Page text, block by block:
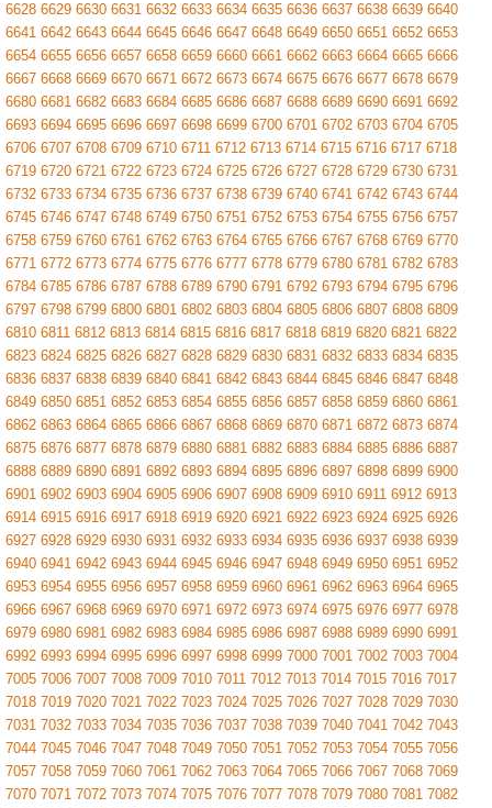
6628 6629 6630 6631 6632 6633 6634 6635 6636 6637 6638 6639 6640
6641 6642 6643 6644 6645 6646 6647 6648 6649 6650 6651 6652 6653
6654 6655 6656 6657 6658 6659 6660 6661 6662 6663 6664 6665 6666
6667 6668 6669 6670 6671 6672 6673 6674 6675 6676 6677 6678 6679
6680 6681 6682 6683 6684 6685 6686 6687 6688 6689 6690 6691 6692
6693 6694 6695 6696 6697 6698 6699 6700 6701 6702 6703 6704 6705
6706 6707 6708 6709 6710 6711 6712 6713 6714 6715 6716 6717 6718
6719 6720 6721 6722 6723 6724 6725 6726 6727 6728 6729 6730 6731
6732 6733 6734 6735 6736 6737 6738 6739 6740 6741 6742 6743 6744
6745 6746 6747 6748 6749 6750 6751 6752 6753 6754 6755 6756 6757
6758 6759 6760 6761 6762 6763 6764 6765 6766 6767 6768 6769 6770
6771 6772 6773 6774 6775 6776 6777 6778 6779 6780 6781 6782 6783
6784 6785 6786 6787 6788 6789 6790 6791 6792 6793 6794 6795 6796
6797 6798 6799 6800 6801 6802 6803 6804 6805 6806 6807 6808 6809
6810 6811 6812 6813 6814 6815 6816 6817 6818 6819 6820 6821 6822
6823 6824 6825 6826 6827 6828 6829 6830 6831 6832 6833 6834 6835
6836 6837 6838 6839 6840 6841 6842 6843 6844 6845 6846 6847 6848
6849 6850 6851 6852 6853 6854 6855 6856 6857 6858 6859 6860 6861
6862 6863 6864 6865 6866 6867 6868 6869 6870 6871 6872 6873 6874
6875 6876 6877 6878 6879 6880 6881 6882 6883 6884 6885 6886 6887
6888 6889 6890 6891 6892 6893 6894 6895 6896 6897 6898 6899 6900
6901 6902 6903 6904 6905 6906 6907 6908 6909 6910 6911 6912 6913
6914 6915 6916 6917 6918 6919 6920 6921 6922 6923 6924 6925 6926
6927 6928 6929 6930 6931 6932 6933 6934 6935 6936 6937 6938 6939
6940 6941 6942 6943 6944 6945 6946 6947 6948 6949 6950 6951 6952
6953 6954 6955 6956 6957 6958 6959 6960 6961 6962 6963 6964 6965
6966 6967 6968 6969 6970 6971 6972 6973 6974 6975 6976 6977 6978
6979 6980 6981 6982 6983 6984 6985 6986 6987 6988 6989 6990 6991
6992 6993 6994 6995 6996 6997 6998 6999 7000 7001 7002 7003 7004
7005 7006 7007 7008 7009 7010 7011 7012 7013 7014 7015 7016 7017
7018 7019 7020 7021 7022 7023 7024 7025 7026 7027 7028 7029 7030
7031 7032 7033 7034 7035 7036 7037 7038 7039 7040 7041 7042 7043
7044 7045 7046 7047 7048 7049 7050 7051 7052 7053 7054 7055 7056
7057 7058 7059 7060 7061 7062 7063 7064 7065 7066 7067 7068 7069
7070 7071 7072 7073 7074 7075 7076 7077 7078 7079 7080 7081 7082